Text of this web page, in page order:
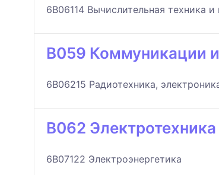
6B06114 Вычислительная техника
B059 Коммуникации
6B06215 Радиотехника,
B062
6B07122 Электроэнергетика